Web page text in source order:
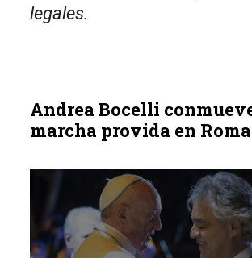
legales.
Andrea Bocelli
marcha provida en Roma